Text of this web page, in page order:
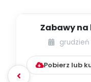
Zabawy na
okazję.
zabawy
grudzień
Pobierz lub